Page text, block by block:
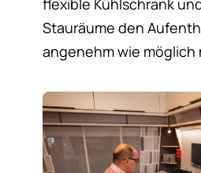
flexible Kühlschrank
Stauräume den
angenehm wie möglich